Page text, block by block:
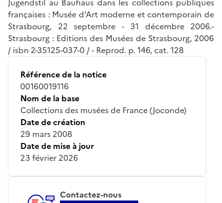
françaises : Musée d'Art moderne et contemporain de
Strasbourg, 22 septembre - 31 décembre 2006.-
Strasbourg : Editions des Musées de Strasbourg, 2006
/ isbn 2-35125-037-0 / - Reprod. p. 146, cat. 128
Référence de la notice
00160019116
Nom de la base
Collections des musées de France (Joconde)
Date de création
29 mars 2008
Date de mise à jour
23 février 2026
Contactez-nous